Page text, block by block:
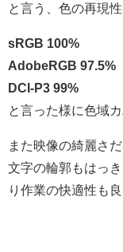
と言う、色の再現
sRGB 100%
AdobeRGB 97.5%
DCI-P3 99%
と言った様に色域
また映像の綺麗さ
文字の輪郭もはっ
り作業の快適性も良